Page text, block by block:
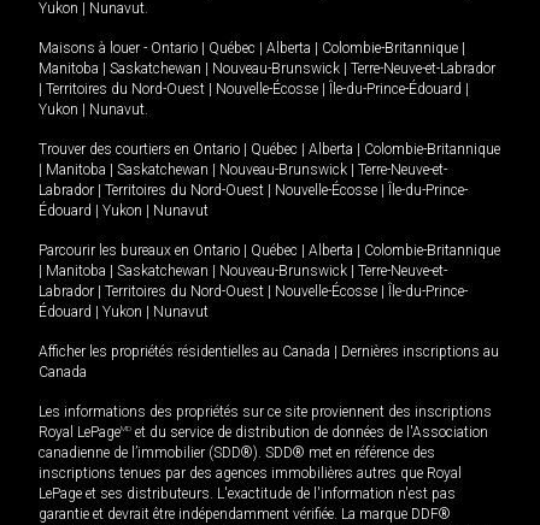
Yukon
Nunavut.
Maisons à louer - Ontario Québec Alberta Colombie-Britannique
Manitoba
Saskatchewan Nouveau-Brunswick
Terre-Neuve-et-Labrador
Territoires du Nord-Ouest Nouvelle-Écosse Île-du-Prince-Édouard
Yukon
Nunavut.
Trouver des courtiers en Ontario Québec Alberta
Colombie-Britannique
Manitoba Saskatchewan Nouveau-Brunswick
Terre-Neuve-et-
Labrador
Territoires du Nord-Ouest Nouvelle-Écosse
Île-du-Prince-
Édouard
Yukon Nunavut
Parcourir les bureaux en Ontario Québec Alberta
Colombie-Britannique
Manitoba Saskatchewan Nouveau-Brunswick
Terre-Neuve-et-
Labrador
Territoires du Nord-Ouest Nouvelle-Écosse
Île-du-Prince-
Édouard
Yukon Nunavut
Afficher les propriétés résidentielles au Canada
Dernières inscriptions au
Canada
Les informations des propriétés sur ce site proviennent des inscriptions
Royal LePageMD et du service de distribution de données de l'Association
canadienne de l’immobilier (SDD®). SDD® met en référence des
inscriptions tenues par des agences immobilières autres que Royal
LePage et ses distributeurs. L'exactitude de l'information n'est pas
garantie et devrait être indépendamment vérifiée. La marque DDF®